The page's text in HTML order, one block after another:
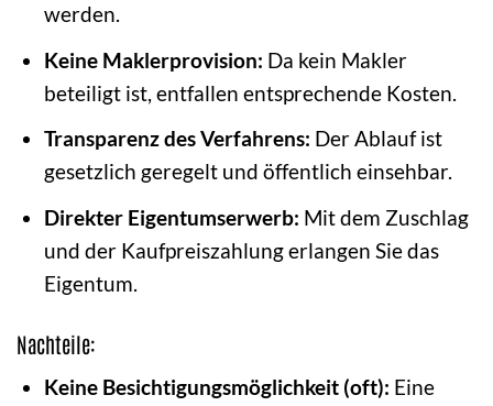
werden.
Keine Maklerprovision: Da kein Makler
beteiligt ist, entfallen entsprechende Kosten.
Transparenz des Verfahrens: Der Ablauf ist
gesetzlich geregelt und öffentlich einsehbar.
Direkter Eigentumserwerb: Mit dem Zuschlag
und der Kaufpreiszahlung erlangen Sie das
Eigentum.
Nachteile:
Keine Besichtigungsmöglichkeit (oft): Eine